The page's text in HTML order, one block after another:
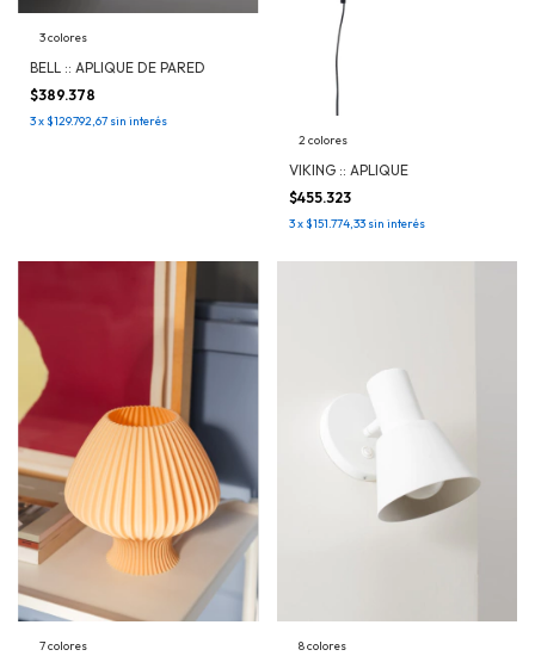
3 colores
BELL :: APLIQUE DE PARED
$389.378
3x$129.792,67 sin interés
2 colores
VIKING :: APLIQUE
$455.323
3x$151.774,33 sin interés
7 colores 8 colores